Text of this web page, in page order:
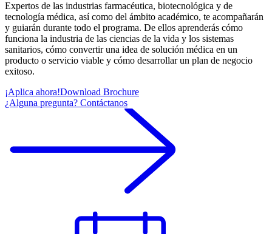
Expertos de las industrias farmacéutica, biotecnológica y de
tecnología médica, así como del ámbito académico, te acompañarán
y guiarán durante todo el programa. De ellos aprenderás cómo
funciona la industria de las ciencias de la vida y los sistemas
sanitarios, cómo convertir una idea de solución médica en un
producto o servicio viable y cómo desarrollar un plan de negocio
exitoso.
¡Aplica ahora!Download Brochure
¿Alguna pregunta? Contáctanos